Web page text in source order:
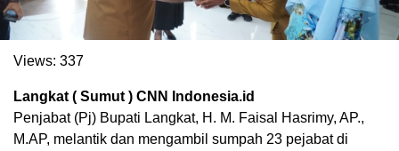
Views: 337
Langkat ( Sumut ) CNN Indonesia.id
Penjabat (Pj) Bupati Langkat, H. M. Faisal Hasrimy, AP.,
M.AP, melantik dan mengambil sumpah 23 pejabat di